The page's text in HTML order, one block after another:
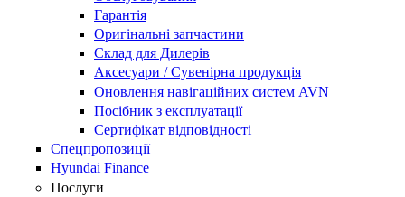
Гарантія
Оригінальні запчастини
Склад для Дилерів
Аксесуари / Сувенірна продукція
Оновлення навігаційних систем AVN
Посібник з експлуатації
Сертифікат відповідності
Спецпропозиції
Hyundai Finance
Послуги